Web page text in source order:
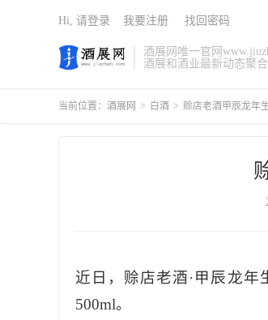
酒展网唯一官网
酒展和酒业最新动态聚
Hi, 请登录 我要注册 找回密码
当前位置： 酒展网 > 白酒 > 赊店老酒甲辰龙年
近日，赊店老酒·甲辰龙年
500ml。